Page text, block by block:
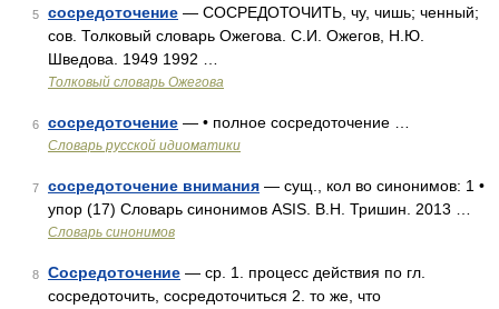
5 сосредоточение — СОСРЕДОТОЧИТЬ, чу, чишь; ченный;
сов. Толковый словарь Ожегова. С.И. Ожегов, Н.Ю.
Шведова. 1949 1992 …
Толковый словарь Ожегова
6 сосредоточение — • полное сосредоточение …
Словарь русской идиоматики
7 сосредоточение внимания — сущ., кол во синонимов: 1 •
упор (17) Словарь синонимов ASIS. В.Н. Тришин. 2013 …
Словарь синонимов
8 Сосредоточение — ср. 1. процесс действия по гл.
сосредоточить, сосредоточиться 2. то же, что